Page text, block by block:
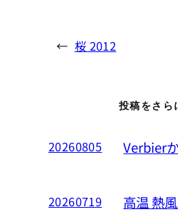
← 桜 2012
投稿をさら
20260805 Verbier
20260719 高温 熱